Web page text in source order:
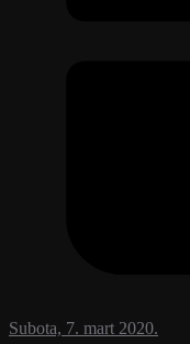
Subota, 7. mart 2020.